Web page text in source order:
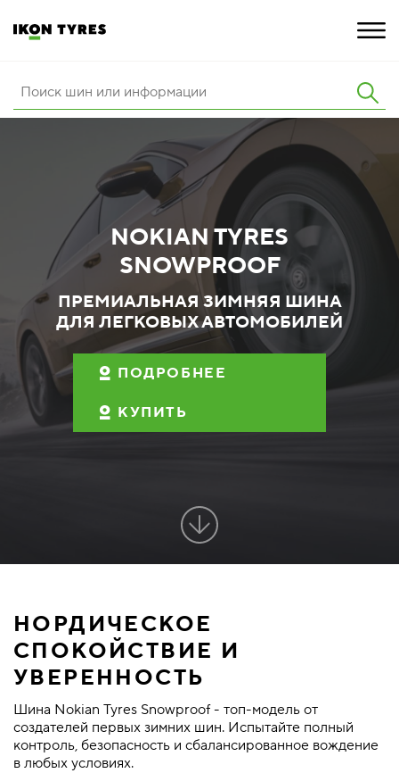
ИННОВАЦИИ
РАСШИРЕННАЯ ГАРАНТИЯ
О КОМПАНИИ
КАРЬЕРА
ПОКУПКА И АКЦИИ
NOKIAN TYRES
SNOWPROOF
ПРЕМИАЛЬНАЯ ЗИМНЯЯ ШИНА
ДЛЯ ЛЕГКОВЫХ АВТОМОБИЛЕЙ
ПОДРОБНЕЕ
КУПИТЬ
НОРДИЧЕСКОЕ
СПОКОЙСТВИЕ И
УВЕРЕННОСТЬ
Шина Nokian Tyres Snowproof - топ-модель от
создателей первых зимних шин. Испытайте полный
контроль, безопасность и сбалансированное вождение
в любых условиях.